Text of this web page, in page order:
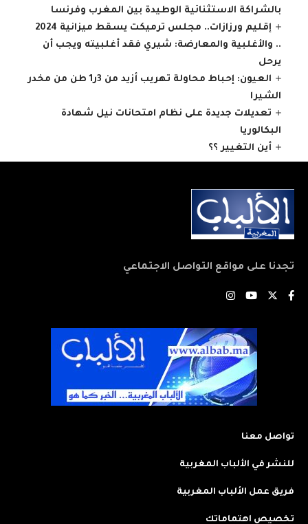
بالشراكة الاستثنائية الوطيدة بين المغرب وفرنسا
إقليم ورزازات.. مجلس ترميكت يسقط ميزانية 2024
.. والأغلبية والمعارضة: شيري فقد أغلبيته ويجب أن
يرحل
العيون: إحباط محاولة تهريب أزيد من 3ر1 طن من مخدر
الشيرا
تعديلات جديدة على نظام امتحانات نيل شهادة
البكالوريا
أين التغيير ؟؟
تجدنا على مواقع التواصل الاجتماعي
تواصل معنا
للنشر في الألباب المغربية
فريق عمل الألباب المغربية
تخصيص اهتماماتك